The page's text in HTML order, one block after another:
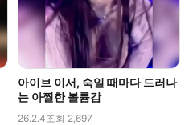
아이브 이서, 숙일 때마다 드러나
는 아찔한 볼륨감
26.2.4조회 2,697